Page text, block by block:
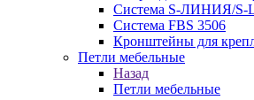
Система S-ЛИНИЯ/S-
Система FBS 3506
Кронштейны для
Петли мебельные
Назад
Петли мебельные